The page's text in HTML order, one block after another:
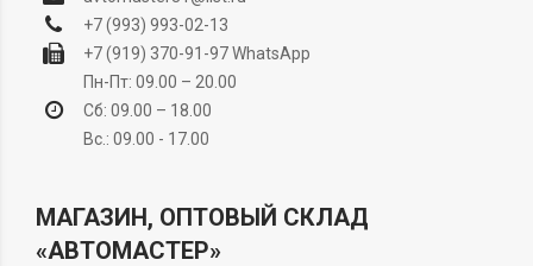
+7 (993) 993-02-13
+7 (919) 370-91-97WhatsApp
Пн-Пт: 09.00 – 20.00
Сб: 09.00 – 18.00
Вс.: 09.00 - 17.00
МАГАЗИН, ОПТОВЫЙ СКЛАД
«АВТОМАСТЕР»